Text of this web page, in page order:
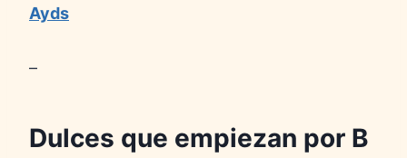
Ayds
–
Dulces que empiezan por B